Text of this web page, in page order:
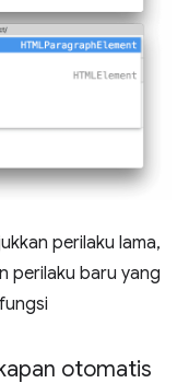
perilaku lama,
perilaku baru yang
otomatis